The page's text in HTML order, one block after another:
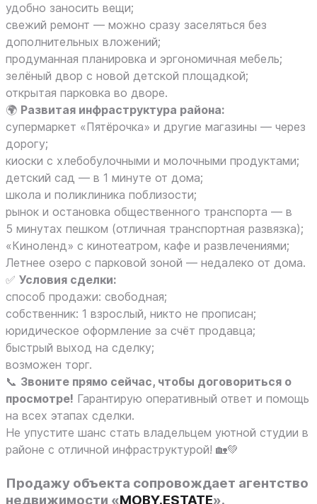
удобно заносить вещи;
свежий ремонт — можно сразу заселяться без
дополнительных вложений;
продуманная планировка и эргономичная мебель;
зелёный двор с новой детской площадкой;
открытая парковка во дворе.
🌍 Развитая инфраструктура района:
супермаркет «Пятёрочка» и другие магазины — через
дорогу;
киоски с хлебобулочными и молочными продуктами;
детский сад — в 1 минуте от дома;
школа и поликлиника поблизости;
рынок и остановка общественного транспорта — в
5 минутах пешком (отличная транспортная развязка);
«Киноленд» с кинотеатром, кафе и развлечениями;
Летнее озеро с парковой зоной — недалеко от дома.
✅ Условия сделки:
способ продажи: свободная;
собственник: 1 взрослый, никто не прописан;
юридическое оформление за счёт продавца;
быстрый выход на сделку;
возможен торг.
📞 Звоните прямо сейчас, чтобы договориться о
просмотре! Гарантирую оперативный ответ и помощь
на всех этапах сделки.
Не упустите шанс стать владельцем уютной студии в
районе с отличной инфраструктурой! 🏡💚
Продажу объекта сопровождает агентство
недвижимости «MOBY.ESTATE».